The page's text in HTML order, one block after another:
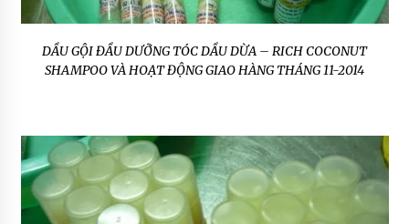
DẦU GỘI ĐẦU DƯỠNG TÓC DẦU DỪA – RICH COCONUT
SHAMPOO VÀ HOẠT ĐỘNG GIAO HÀNG THÁNG 11-2014